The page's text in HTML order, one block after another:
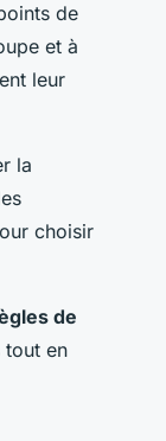
de
et à
leur
la
choisir
de
tout en